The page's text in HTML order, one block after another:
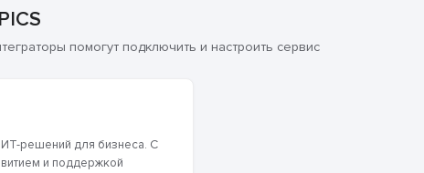
помогут подключить и настроить сервис
решений для бизнеса. С
и поддержкой